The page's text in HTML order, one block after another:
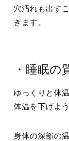
穴汚れも出す
きます。
・睡眠の
ゆっくりと体
体温を下げよ
身体の深部の